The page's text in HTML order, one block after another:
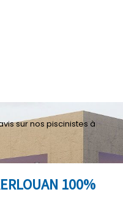
100%
sur nos piscinistes à